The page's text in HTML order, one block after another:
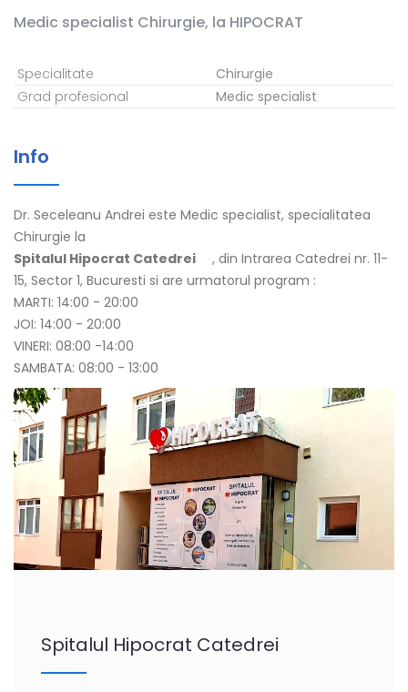
Medic specialist Chirurgie, la HIPOCRAT
Specialitate
Chirurgie
Grad profesional
Medic specialist
Info
Dr. Seceleanu Andrei este Medic specialist, specialitatea
Chirurgie la
Spitalul Hipocrat Catedrei , din Intrarea Catedrei nr. 11-
15, Sector 1, Bucuresti si are urmatorul program :
MARTI: 14:00 - 20:00
JOI: 14:00 - 20:00
VINERI: 08:00 -14:00
SAMBATA: 08:00 - 13:00
Spitalul Hipocrat Catedrei